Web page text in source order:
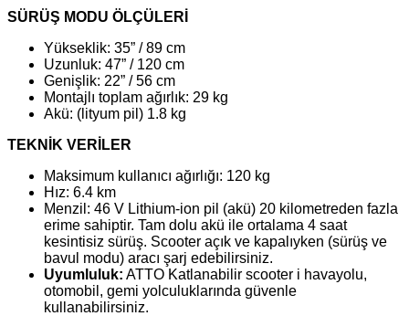
SÜRÜŞ MODU ÖLÇÜLERİ
Yükseklik: 35” / 89 cm
Uzunluk: 47” / 120 cm
Genişlik: 22” / 56 cm
Montajlı toplam ağırlık: 29 kg
Akü: (lityum pil) 1.8 kg
TEKNİK VERİLER
Maksimum kullanıcı ağırlığı: 120 kg
Hız: 6.4 km
Menzil: 46 V Lithium-ion pil (akü) 20 kilometreden fazla
erime sahiptir. Tam dolu akü ile ortalama 4 saat
kesintisiz sürüş. Scooter açık ve kapalıyken (sürüş ve
bavul modu) aracı şarj edebilirsiniz.
Uyumluluk: ATTO Katlanabilir scooter i havayolu,
otomobil, gemi yolculuklarında güvenle
kullanabilirsiniz.